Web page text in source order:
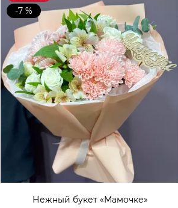
-7 %
Нежный букет «Мамочке»